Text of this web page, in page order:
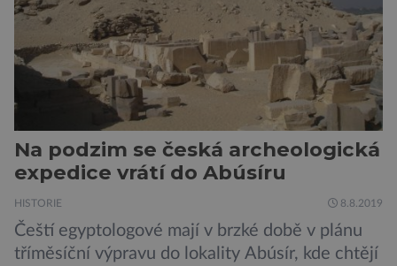
Na podzim se česká archeologická
expedice vrátí do Abúsíru
HISTORIE 8.8.2019
Čeští egyptologové mají v brzké době v plánu
tříměsíční výpravu do lokality Abúsír, kde chtějí